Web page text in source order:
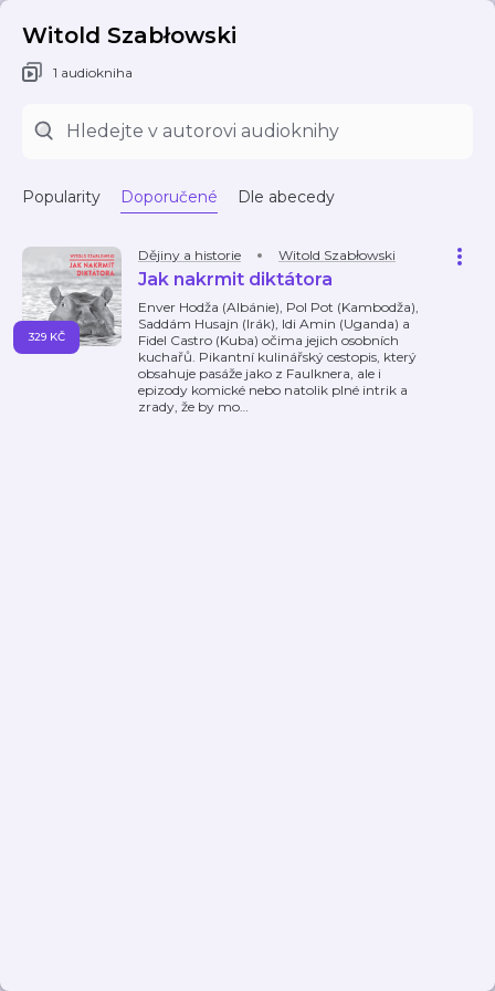
Witold Szabłowski
1 audiokniha
Popularity Doporučené Dle abecedy
Dějiny a historie Witold Szabłowski
Jak nakrmit diktátora
Enver Hodža (Albánie), Pol Pot (Kambodža),
Saddám Husajn (Irák), Idi Amin (Uganda) a
Fidel Castro (Kuba) očima jejich osobních
kuchařů. Pikantní kulinářský cestopis, který
obsahuje pasáže jako z Faulknera, ale i
epizody komické nebo natolik plné intrik a
zrady, že by mo…
329 KČ